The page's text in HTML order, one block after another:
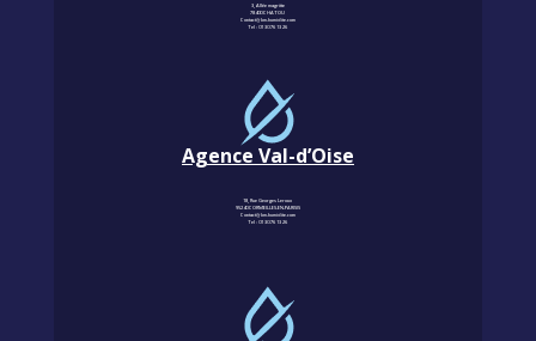
3, Allée magritte
78400 CHATOU
Contact@km-humidite.com
Tel :01 30 76 13 26
Agence Val-d’Oise
18, Rue Georges Leroux
95240 CORMEILLES-EN-PARISIS
Contact@km-humidite.com
Tel :01 30 76 13 26